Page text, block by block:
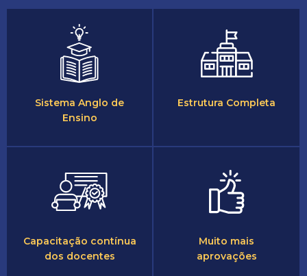
Sistema Anglo de
Ensino
Estrutura Completa
Capacitação contínua
dos docentes
Muito mais
aprovações